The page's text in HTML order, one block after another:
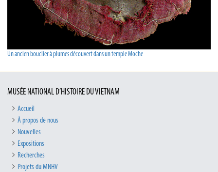
Un ancien bouclier à plumes découvert dans un temple Moche
MUSÉE NATIONAL D’HISTOIRE DU VIETNAM
Accueil
À propos de nous
Nouvelles
Expositions
Recherches
Projets du MNHV